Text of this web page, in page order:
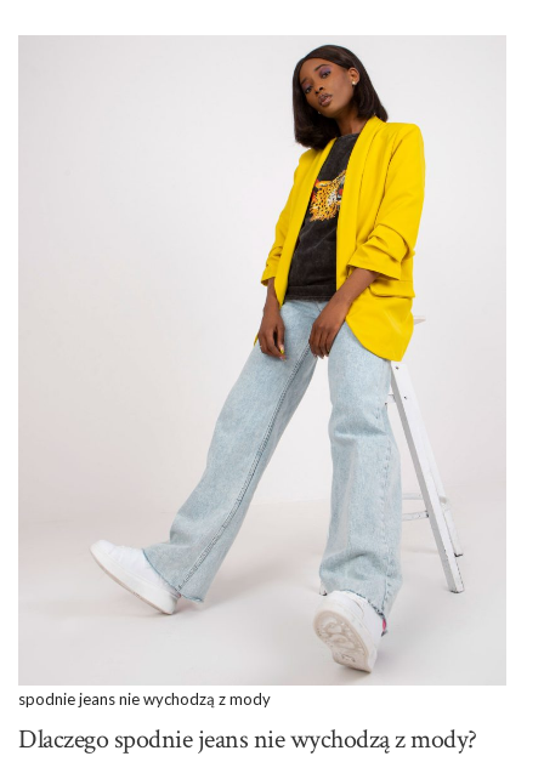
spodnie jeans nie wychodzą z mody
Dlaczego spodnie jeans nie wychodzą z mody?